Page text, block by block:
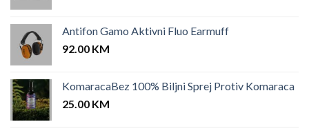
Antifon Gamo Aktivni Fluo Earmuff
92.00 KM
KomaracaBez 100% Biljni Sprej Protiv Komaraca
25.00 KM